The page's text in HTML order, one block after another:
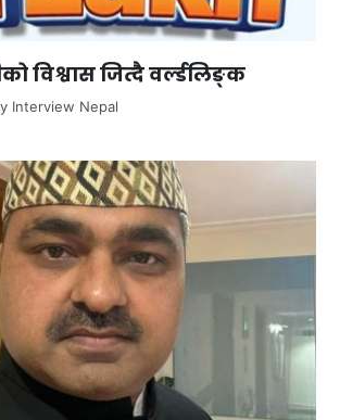
विश्वास जित्दै वर्ल्डलिङ्क
Interview Nepal